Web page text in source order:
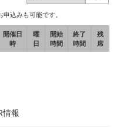
込みも可能です。
開催日
時
曜
日
開始
時間
終了
時間
残
席
情報